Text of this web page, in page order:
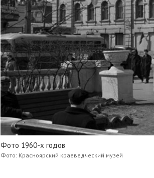
Фото 1960-х годов
Фото: Красноярский краеведческий музей